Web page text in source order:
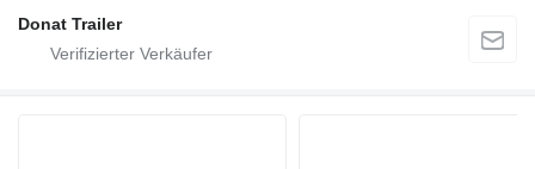
Donat Trailer